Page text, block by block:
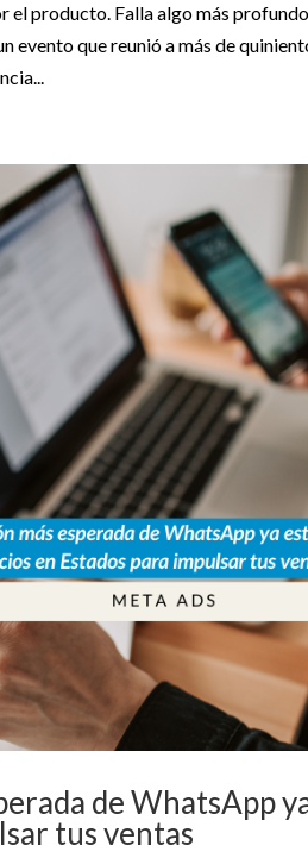
el producto. Falla algo más
evento que reunió a más de
de WhatsApp
tus ventas